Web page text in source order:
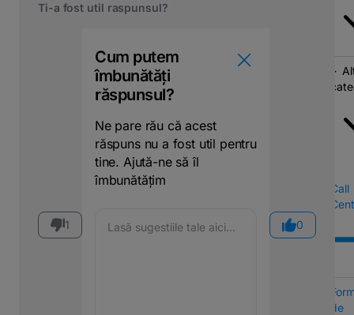
Call
de
Ti-a fost util raspunsul?
1
Cum putem
îmbunătăți
răspunsul?
Ne pare rău că acest
răspuns nu a fost util pentru
tine. Ajută-ne să îl
îmbunătățim
0